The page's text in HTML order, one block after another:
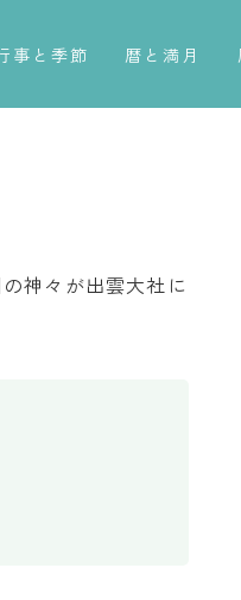
事と季節
節句
暦と満月
今日のこよみ
神々が出雲大社に